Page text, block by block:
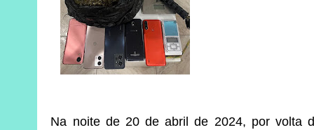
Na noite de 20 de abril de 2024, por volta